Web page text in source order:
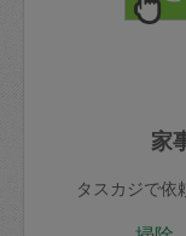
家
タスカジで依